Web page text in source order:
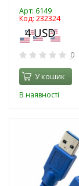
Арт: 6149
Код: 232324
0
У кошик
В наявності